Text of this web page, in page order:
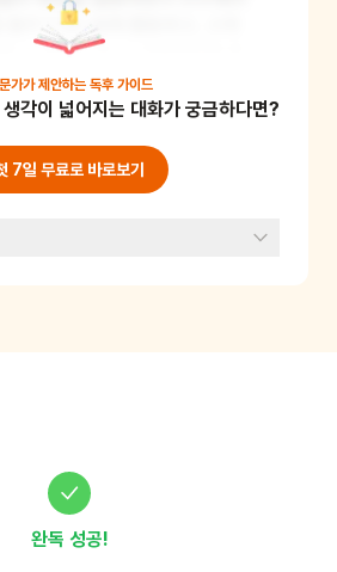
들어 "나는 밤에 활동하고, 고개
수 있어. 나는 누구일까?"와 같
요. 아이가 맞추면 역할을 바꿔
끼를 내도록 해요. 이 놀이를 통
익히고 언어 표현력을 기를 수
가가 제안하는 독후 가이드
각이 넓어지는 대화가 궁금하다면?
7일 무료로 바로보기
완독 성공!